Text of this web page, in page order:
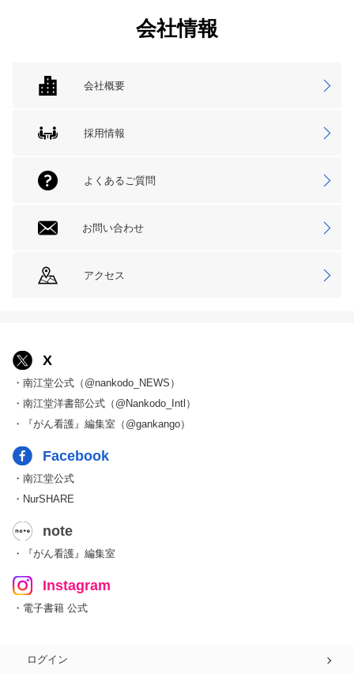
会社情報
会社概要
採用情報
よくあるご質問
お問い合わせ
アクセス
X
・南江堂公式（@nankodo_NEWS）
・南江堂洋書部公式（@Nankodo_Intl）
・『がん看護』編集室（@gankango）
Facebook
・南江堂公式
・NurSHARE
note
・『がん看護』編集室
Instagram
・電子書籍 公式
ログイン